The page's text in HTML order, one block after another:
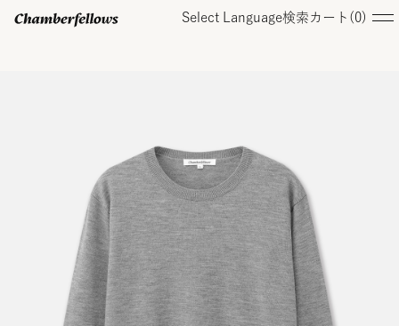
Select Language検索 カート( 0)
オンラインストア
コレクション